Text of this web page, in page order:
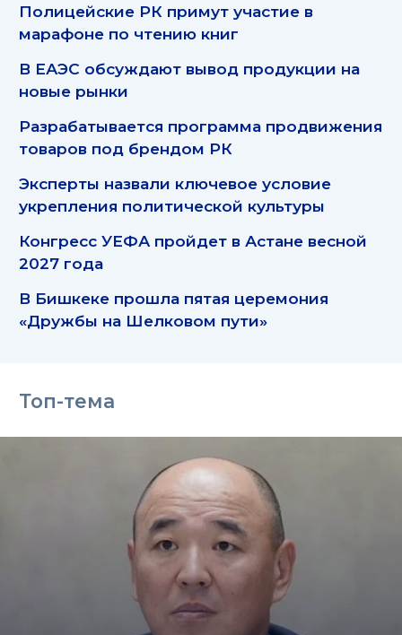
Полицейские РК примут участие в
марафоне по чтению книг
В ЕАЭС обсуждают вывод продукции на
новые рынки
Разрабатывается программа продвижения
товаров под брендом РК
Эксперты назвали ключевое условие
укрепления политической культуры
Конгресс УЕФА пройдет в Астане весной
2027 года
В Бишкеке прошла пятая церемония
«Дружбы на Шелковом пути»
Топ-тема